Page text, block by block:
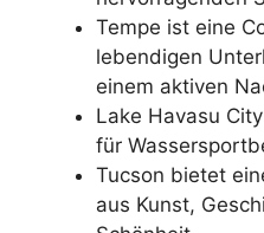
Tempe ist eine
lebendigen
einem aktiven
Lake Havasu
für
Tucson bietet
aus Kunst,